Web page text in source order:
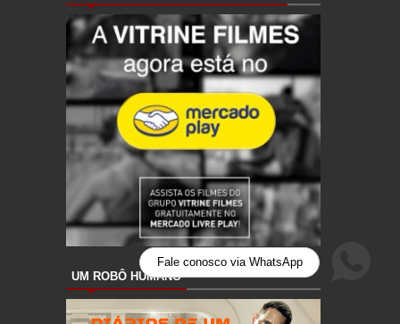
Fale conosco via WhatsApp
UM ROBÔ HUMANO